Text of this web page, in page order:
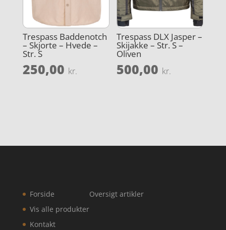
Trespass Baddenotch
– Skjorte – Hvede –
Str. S
250,00 kr.
Trespass DLX Jasper –
Skijakke – Str. S –
Oliven
500,00 kr.
Forside
Vis alle produkter
Kontakt
Oversigt artikler